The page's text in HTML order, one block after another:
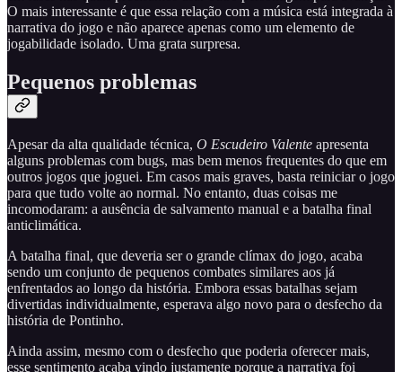
O mais interessante é que essa relação com a música está integrada à
narrativa do jogo e não aparece apenas como um elemento de
jogabilidade isolado. Uma grata surpresa.
Pequenos problemas
Apesar da alta qualidade técnica, O Escudeiro Valente apresenta
alguns problemas com bugs, mas bem menos frequentes do que em
outros jogos que joguei. Em casos mais graves, basta reiniciar o jogo
para que tudo volte ao normal. No entanto, duas coisas me
incomodaram: a ausência de salvamento manual e a batalha final
anticlimática.
A batalha final, que deveria ser o grande clímax do jogo, acaba
sendo um conjunto de pequenos combates similares aos já
enfrentados ao longo da história. Embora essas batalhas sejam
divertidas individualmente, esperava algo novo para o desfecho da
história de Pontinho.
Ainda assim, mesmo com o desfecho que poderia oferecer mais,
esse sentimento acaba vindo justamente porque a narrativa foi